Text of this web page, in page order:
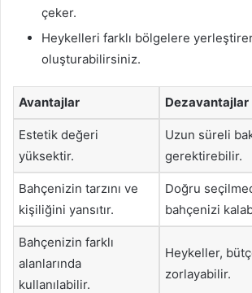
çeker.
Heykelleri farklı bölgelere
oluşturabilirsiniz.
Avantajlar Dezavantajlar
Estetik değeri
yüksektir.
Uzun süreli
gerektirebilir.
Bahçenizin tarzını ve
kişiliğini yansıtır.
Doğru
bahçenizi
Bahçenizin farklı
alanlarında
kullanılabilir.
Heykeller,
zorlayabilir.